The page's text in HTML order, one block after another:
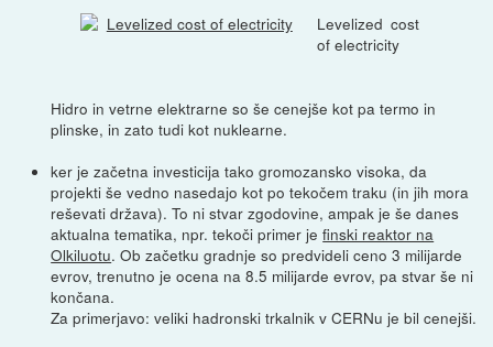
Levelized cost
of electricity
Hidro in vetrne elektrarne so še cenejše kot pa termo in
plinske, in zato tudi kot nuklearne.
ker je začetna investicija tako gromozansko visoka, da
projekti še vedno nasedajo kot po tekočem traku (in jih mora
reševati država). To ni stvar zgodovine, ampak je še danes
aktualna tematika, npr. tekoči primer jefinski reaktor na
Olkiluotu. Ob začetku gradnje so predvideli ceno 3 milijarde
evrov, trenutno je ocena na 8.5 milijarde evrov, pa stvar še ni
končana.
Za primerjavo: veliki hadronski trkalnik v CERNu je bil cenejši.